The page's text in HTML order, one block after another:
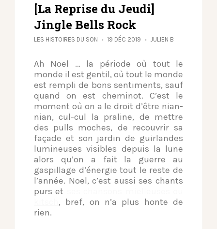
[La Reprise du Jeudi]
Jingle Bells Rock
LES HISTOIRES DU SON 19 DÉC 2019 JULIEN B
Ah Noel … la période où tout le
monde il est gentil, où tout le monde
est rempli de bons sentiments, sauf
quand on est cheminot. C’est le
moment où on a le droit d’être nian-
nian, cul-cul la praline, de mettre
des pulls moches, de recouvrir sa
façade et son jardin de guirlandes
lumineuses visibles depuis la lune
alors qu’on a fait la guerre au
gaspillage d’énergie tout le reste de
l’année. Noel, c’est aussi ses chants
purs et
, bref, on n’a plus honte de
rien.